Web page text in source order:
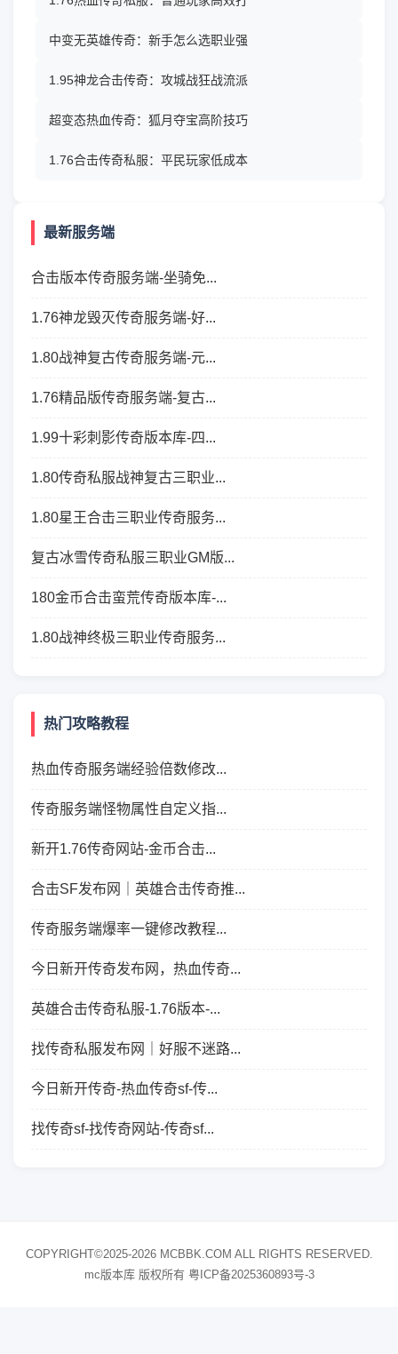
中变无英雄传奇：新手怎么选职业强
1.95神龙合击传奇：攻城战狂战流派
超变态热血传奇：狐月夺宝高阶技巧
1.76合击传奇私服：平民玩家低成本
最新服务端
合击版本传奇服务端-坐骑免...
1.76神龙毁灭传奇服务端-好...
1.80战神复古传奇服务端-元...
1.76精品版传奇服务端-复古...
1.99十彩刺影传奇版本库-四...
1.80传奇私服战神复古三职业...
1.80星王合击三职业传奇服务...
复古冰雪传奇私服三职业GM版...
180金币合击蛮荒传奇版本库-...
1.80战神终极三职业传奇服务...
热门攻略教程
热血传奇服务端经验倍数修改...
传奇服务端怪物属性自定义指...
新开1.76传奇网站-金币合击...
合击SF发布网｜英雄合击传奇推...
传奇服务端爆率一键修改教程...
今日新开传奇发布网，热血传奇...
英雄合击传奇私服-1.76版本-...
找传奇私服发布网｜好服不迷路...
今日新开传奇-热血传奇sf-传...
找传奇sf-找传奇网站-传奇sf...
COPYRIGHT©2025-2026 MCBBK.COM ALL RIGHTS RESERVED.
mc版本库 版权所有 粤ICP备2025360893号-3